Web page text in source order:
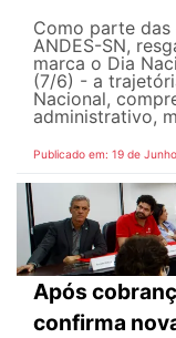
Como parte
ANDES-SN,
marca o Dia
(7/6) - a
Nacional,
administrativo,
Publicado em: 19 de
Após
confirma